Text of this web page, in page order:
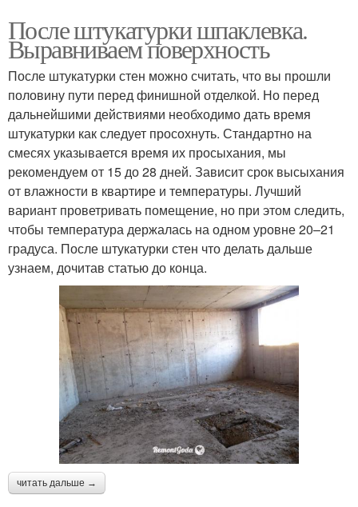
После штукатурки шпаклевка.
Выравниваем поверхность
После штукатурки стен можно считать, что вы прошли
половину пути перед финишной отделкой. Но перед
дальнейшими действиями необходимо дать время
штукатурки как следует просохнуть. Стандартно на
смесях указывается время их просыхания, мы
рекомендуем от 15 до 28 дней. Зависит срок высыхания
от влажности в квартире и температуры. Лучший
вариант проветривать помещение, но при этом следить,
чтобы температура держалась на одном уровне 20–21
градуса. После штукатурки стен что делать дальше
узнаем, дочитав статью до конца.
читать дальше →